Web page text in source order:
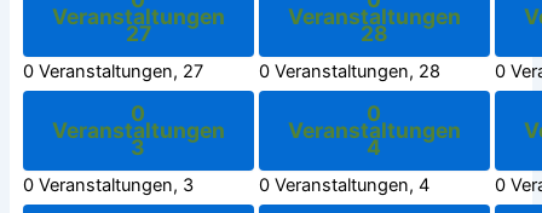
Veranstaltungen
27
0 Veranstaltungen, 27
Veranstaltungen
28
0 Veranstaltungen, 28 0
0
Veranstaltungen
3
0 Veranstaltungen, 3
0
Veranstaltungen
4
0 Veranstaltungen, 4 0